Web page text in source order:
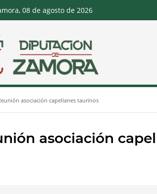
08 de agosto de 2026
asociación capellanes taurinos
asociación